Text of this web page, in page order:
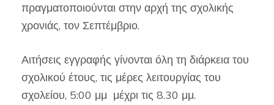
πραγματοποιούνται στην αρχή της σχολικής
χρονιάς, τον Σεπτέμβριο.
Αιτήσεις εγγραφής γίνονται όλη τη διάρκεια του
σχολικού έτους, τις μέρες λειτουργίας του
σχολείου, 5:00 μμ μέχρι τις 8.30 μμ.